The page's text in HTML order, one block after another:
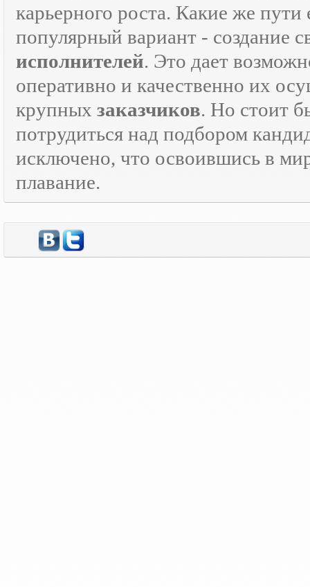
карьерного роста. Какие же пути
популярный вариант - создание
исполнителей. Это дает
оперативно и качественно их
крупных заказчиков. Но стоит
потрудиться над подбором
исключено, что освоившись в
плавание.